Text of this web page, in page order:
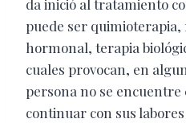
da inició al tratamiento
puede ser
hormonal, terapia
cuales provocan, en
persona no se encuentre
continuar con sus